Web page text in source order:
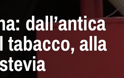
dall’antica
tabacco, alla